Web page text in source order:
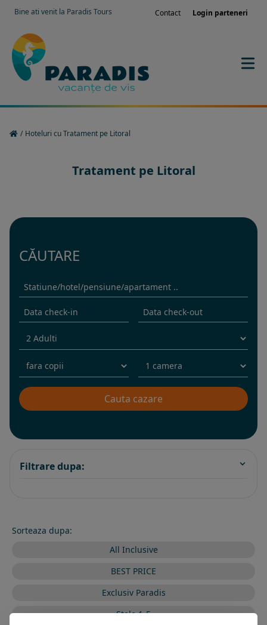
Bine ati venit la Paradis Tours Contact Login parteneri
/ Hoteluri cu Tratament pe Litoral
Tratament pe Litoral
CĂUTARE
Filtrare dupa:
Sorteaza dupa:
All Inclusive
BEST PRICE
Exclusiv Paradis
Stele 1-5